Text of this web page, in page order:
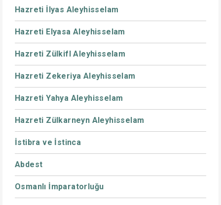
Hazreti İlyas Aleyhisselam
Hazreti Elyasa Aleyhisselam
Hazreti Zülkifl Aleyhisselam
Hazreti Zekeriya Aleyhisselam
Hazreti Yahya Aleyhisselam
Hazreti Zülkarneyn Aleyhisselam
İstibra ve İstinca
Abdest
Osmanlı İmparatorluğu